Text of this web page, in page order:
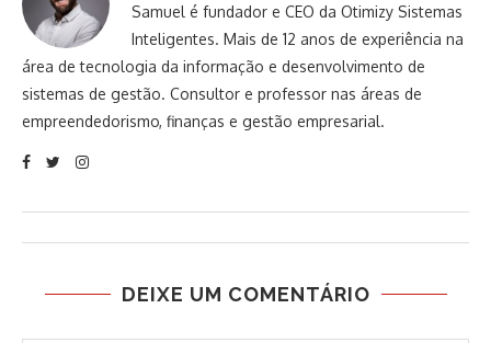
Samuel é fundador e CEO da Otimizy Sistemas
Inteligentes. Mais de 12 anos de experiência na
área de tecnologia da informação e desenvolvimento de
sistemas de gestão. Consultor e professor nas áreas de
empreendedorismo, finanças e gestão empresarial.
DEIXE UM COMENTÁRIO